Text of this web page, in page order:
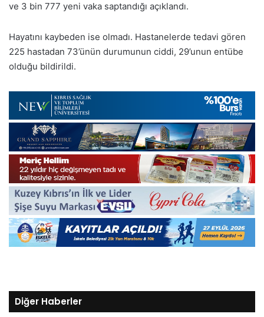
ve 3 bin 777 yeni vaka saptandığı açıklandı.
Hayatını kaybeden ise olmadı. Hastanelerde tedavi gören
225 hastadan 73’ünün durumunun ciddi, 29’unun entübe
olduğu bildirildi.
Diğer Haberler